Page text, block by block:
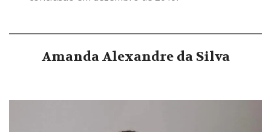
Amanda Alexandre da Silva